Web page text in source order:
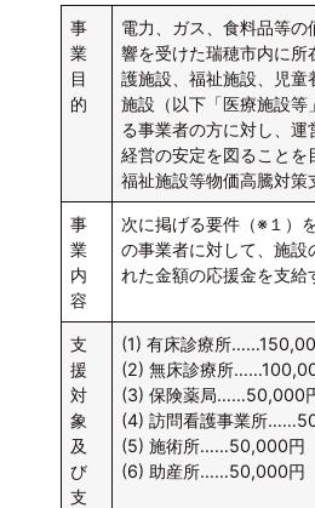
事
業
目
的
電力、ガス、食料品等の
響を受けた瑞穂市内に所
護施設、福祉施設、児童
施設（以下「医療施設等
る事業者の方に対し、運
経営の安定を図ることを
福祉施設等物価高騰対策
事
業
内
容
次に掲げる要件（※１）
の事業者に対して、施設
れた金額の応援金を支給
支
援
対
象
及
び
支
(1) 有床診療所
(2) 無床診療所
(3) 保険薬局……50,000
(4) 訪問看護事業所
(5) 施術所……50,000円
(6) 助産所……50,000円